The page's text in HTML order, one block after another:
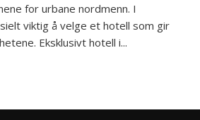
for urbane nordmenn. I
viktig å velge et hotell som gir
Eksklusivt hotell i...